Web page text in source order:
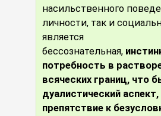
насильственного
личности, так и
является
бессознательная,
потребность в
всяческих границ, что
дуалистический аспект,
препятствие к